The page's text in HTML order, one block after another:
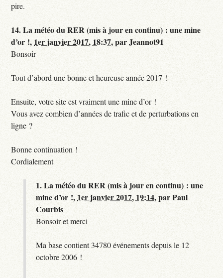
pire.
14.La météo du RER (mis à jour en continu) : une mine
d’or !, 1er janvier 2017, 18:37,parJeannot91
Bonsoir
Tout d’abord une bonne et heureuse année 2017 !
Ensuite, votre site est vraiment une mine d’or !
Vous avez combien d’années de trafic et de perturbations en
ligne ?
Bonne continuation !
Cordialement
1.La météo du RER (mis à jour en continu) : une
mine d’or !, 1er janvier 2017, 19:14,parPaul
Courbis
Bonsoir et merci
Ma base contient 34780 événements depuis le 12
octobre 2006 !